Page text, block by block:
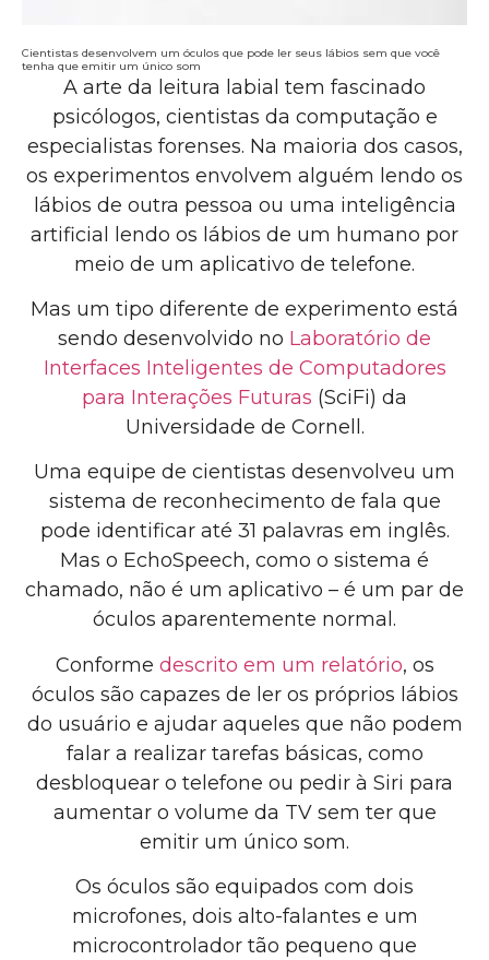
Cientistas desenvolvem um óculos que pode ler seus lábios sem que você
tenha que emitir um único som
A arte da leitura labial tem fascinado
psicólogos, cientistas da computação e
especialistas forenses. Na maioria dos casos,
os experimentos envolvem alguém lendo os
lábios de outra pessoa ou uma inteligência
artificial lendo os lábios de um humano por
meio de um aplicativo de telefone.
Mas um tipo diferente de experimento está
sendo desenvolvido no Laboratório de
Interfaces Inteligentes de Computadores
para Interações Futuras (SciFi) da
Universidade de Cornell.
Uma equipe de cientistas desenvolveu um
sistema de reconhecimento de fala que
pode identificar até 31 palavras em inglês.
Mas o EchoSpeech, como o sistema é
chamado, não é um aplicativo – é um par de
óculos aparentemente normal.
Conforme descrito em um relatório, os
óculos são capazes de ler os próprios lábios
do usuário e ajudar aqueles que não podem
falar a realizar tarefas básicas, como
desbloquear o telefone ou pedir à Siri para
aumentar o volume da TV sem ter que
emitir um único som.
Os óculos são equipados com dois
microfones, dois alto-falantes e um
microcontrolador tão pequeno que